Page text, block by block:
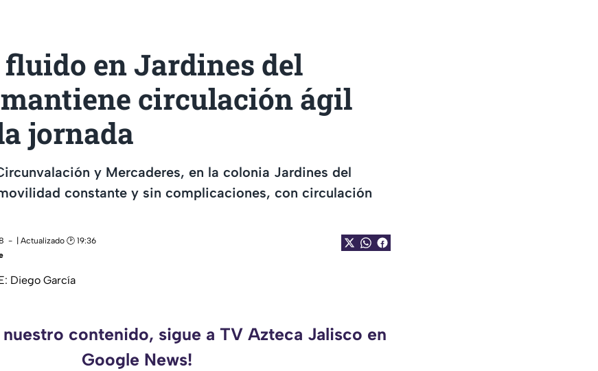
en Jardines del
circulación ágil
jornada
y Mercaderes, en la colonia Jardines del
constante y sin complicaciones, con circulación
| Actualizado 🕑 19:36
Diego García
nuestro contenido, sigue a TV Azteca Jalisco en
Google News!